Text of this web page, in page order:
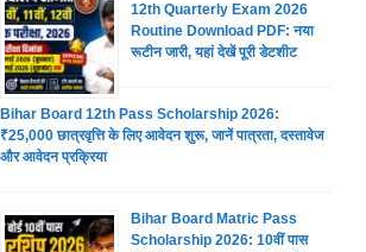
12th Quarterly Exam 2026
Routine Download PDF: नया
रूटीन जारी, यहां देखें पूरी डेटशीट
Bihar Board 12th Pass Scholarship 2026:
₹25,000 छात्रवृत्ति के लिए आवेदन शुरू, जानें पात्रता, दस्तावेज
और आवेदन प्रक्रिया
Bihar Board Matric Pass
Scholarship 2026: 10वीं पास